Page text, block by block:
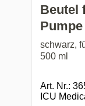
Beutel
Pumpe
schwarz,
500 ml
Art. Nr.:
ICU